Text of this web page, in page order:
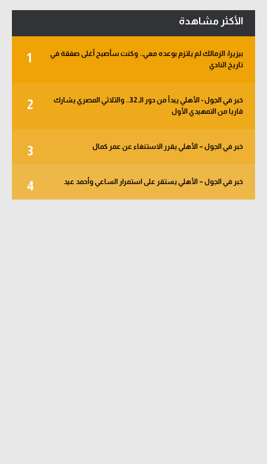
الأكثر مشاهدة
1
بيزيرا: الزمالك لم يلتزم بوعده معي.. وكنت سأصبح أغلى صفقة في
تاريخ النادي
2
خبر في الجول - الأهلي يبدأ من دور الـ 32.. والثلاثي المصري يشارك
قاريا من التمهيدي الأول
3 خبر في الجول – الأهلي يقرر الاستنغاء عن عمر كمال
4 خبر في الجول – الأهلي يستقر على استمرار الساعي وأحمد عيد